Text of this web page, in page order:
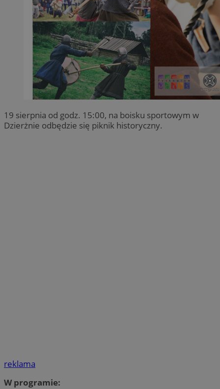
19 sierpnia od godz. 15:00, na boisku sportowym w
Dzierżnie odbędzie się piknik historyczny.
reklama
W programie: